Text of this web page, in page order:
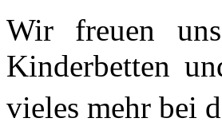
Wir freuen
Kinderbetten
vieles mehr bei